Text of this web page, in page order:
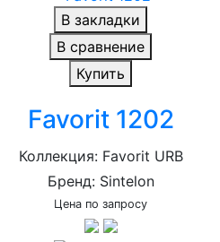
В закладки
В сравнение
Купить
Favorit 1202
Коллекция: Favorit URB
Бренд: Sintelon
Цена по запросу